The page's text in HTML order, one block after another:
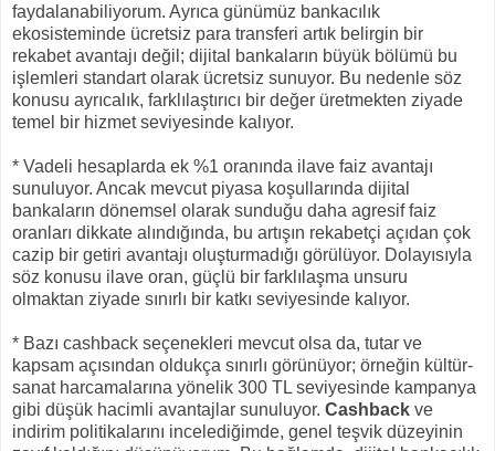
faydalanabiliyorum. Ayrıca günümüz bankacılık
ekosisteminde ücretsiz para transferi artık belirgin bir
rekabet avantajı değil; dijital bankaların büyük bölümü bu
işlemleri standart olarak ücretsiz sunuyor. Bu nedenle söz
konusu ayrıcalık, farklılaştırıcı bir değer üretmekten ziyade
temel bir hizmet seviyesinde kalıyor.
* Vadeli hesaplarda ek %1 oranında ilave faiz avantajı
sunuluyor. Ancak mevcut piyasa koşullarında dijital
bankaların dönemsel olarak sunduğu daha agresif faiz
oranları dikkate alındığında, bu artışın rekabetçi açıdan çok
cazip bir getiri avantajı oluşturmadığı görülüyor. Dolayısıyla
söz konusu ilave oran, güçlü bir farklılaşma unsuru
olmaktan ziyade sınırlı bir katkı seviyesinde kalıyor.
* Bazı cashback seçenekleri mevcut olsa da, tutar ve
kapsam açısından oldukça sınırlı görünüyor; örneğin kültür-
sanat harcamalarına yönelik 300 TL seviyesinde kampanya
gibi düşük hacimli avantajlar sunuluyor. Cashback ve
indirim politikalarını incelediğimde, genel teşvik düzeyinin